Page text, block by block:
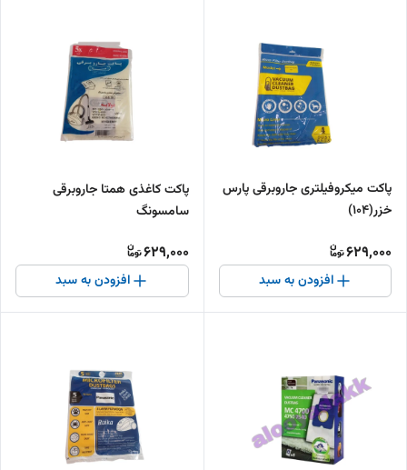
پاکت میکروفیلتری جاروبرقی پارس
خزر(104)
629,000
افزودن به سبد
پاکت کاغذی همتا جاروبرقی
سامسونگ
629,000
افزودن به سبد